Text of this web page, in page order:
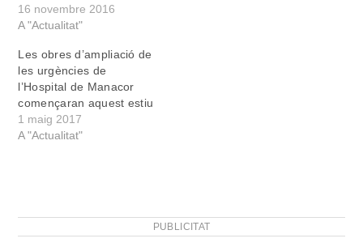
d’influència de l’Hospital
de Manacor, s’han reunit
Salut, Patricia Gómez; el
director general del Servei
de Salut, Juli Fuster, i la
gerent de l’Hospital de
Manacor, Catalina…
16 novembre 2016
A "Actualitat"
Les obres d’ampliació de
les urgències de
l’Hospital de Manacor
començaran aquest estiu
1 maig 2017
A "Actualitat"
PUBLICITAT